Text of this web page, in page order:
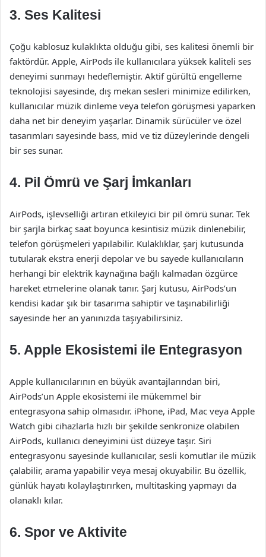
3. Ses Kalitesi
Çoğu kablosuz kulaklıkta olduğu gibi, ses kalitesi önemli bir
faktördür. Apple, AirPods ile kullanıcılara yüksek kaliteli ses
deneyimi sunmayı hedeflemiştir. Aktif gürültü engelleme
teknolojisi sayesinde, dış mekan sesleri minimize edilirken,
kullanıcılar müzik dinleme veya telefon görüşmesi yaparken
daha net bir deneyim yaşarlar. Dinamik sürücüler ve özel
tasarımları sayesinde bass, mid ve tiz düzeylerinde dengeli
bir ses sunar.
4. Pil Ömrü ve Şarj İmkanları
AirPods, işlevselliği artıran etkileyici bir pil ömrü sunar. Tek
bir şarjla birkaç saat boyunca kesintisiz müzik dinlenebilir,
telefon görüşmeleri yapılabilir. Kulaklıklar, şarj kutusunda
tutularak ekstra enerji depolar ve bu sayede kullanıcıların
herhangi bir elektrik kaynağına bağlı kalmadan özgürce
hareket etmelerine olanak tanır. Şarj kutusu, AirPods’un
kendisi kadar şık bir tasarıma sahiptir ve taşınabilirliği
sayesinde her an yanınızda taşıyabilirsiniz.
5. Apple Ekosistemi ile Entegrasyon
Apple kullanıcılarının en büyük avantajlarından biri,
AirPods’un Apple ekosistemi ile mükemmel bir
entegrasyona sahip olmasıdır. iPhone, iPad, Mac veya Apple
Watch gibi cihazlarla hızlı bir şekilde senkronize olabilen
AirPods, kullanıcı deneyimini üst düzeye taşır. Siri
entegrasyonu sayesinde kullanıcılar, sesli komutlar ile müzik
çalabilir, arama yapabilir veya mesaj okuyabilir. Bu özellik,
günlük hayatı kolaylaştırırken, multitasking yapmayı da
olanaklı kılar.
6. Spor ve Aktivite